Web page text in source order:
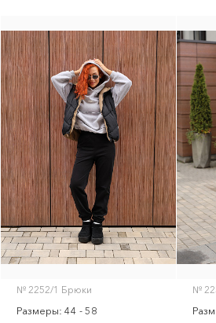
№ 2252/1 Брюки
Размеры: 44 - 58
№